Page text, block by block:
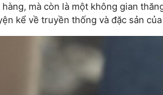
mà còn là một không gian
kể về truyền thống và đặc sản